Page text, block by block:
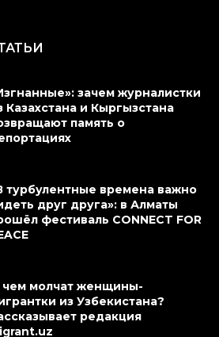
зачем журналистки
Казахстана и Кыргызстана
память о
турбулентные времена важно
друг друга»: в Алматы
фестиваль CONNECT FOR
молчат женщины-
из Узбекистана?
редакция